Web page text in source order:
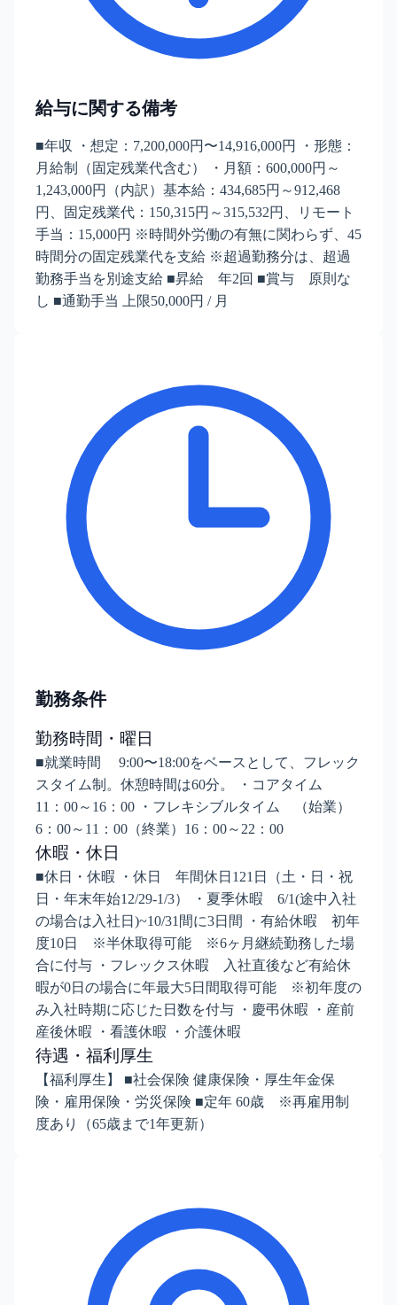
給与に関する備考
■年収 ・想定：7,200,000円〜14,916,000円 ・形態：
月給制（固定残業代含む） ・月額：600,000円～
1,243,000円（内訳）基本給：434,685円～912,468
円、固定残業代：150,315円～315,532円、リモート
手当：15,000円 ※時間外労働の有無に関わらず、45
時間分の固定残業代を支給 ※超過勤務分は、超過
勤務手当を別途支給 ■昇給 年2回 ■賞与 原則な
し ■通勤手当 上限50,000円 / 月
勤務条件
勤務時間・曜日
■就業時間 9:00〜18:00をベースとして、フレック
スタイム制。休憩時間は60分。 ・コアタイム
11：00～16：00 ・フレキシブルタイム （始業）
6：00～11：00（終業）16：00～22：00
休暇・休日
■休日・休暇 ・休日 年間休日121日（土・日・祝
日・年末年始12/29-1/3） ・夏季休暇 6/1(途中入社
の場合は入社日)~10/31間に3日間 ・有給休暇 初年
度10日 ※半休取得可能 ※6ヶ月継続勤務した場
合に付与 ・フレックス休暇 入社直後など有給休
暇が0日の場合に年最大5日間取得可能 ※初年度の
み入社時期に応じた日数を付与 ・慶弔休暇 ・産前
産後休暇 ・看護休暇 ・介護休暇
待遇・福利厚生
【福利厚生】 ■社会保険 健康保険・厚生年金保
険・雇用保険・労災保険 ■定年 60歳 ※再雇用制
度あり（65歳まで1年更新）